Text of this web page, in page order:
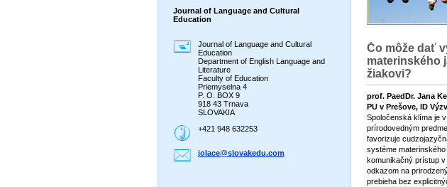
Čo môže dať
materinského
žiakovi?
prof. PaedDr. Jana
PU v Prešove, ID
Spoločenská klíma je
prírodovedným
favorizuje
systéme
komunikačný prístup
odkazom na
prebieha bez
Journal of Language and Cultural
Education
Journal of Language and Cultural
Education
Department of English Language and
Literature
Faculty of Education
Priemyselna 4
P. O. BOX 9
918 43 Trnava
SLOVAKIA
+421 948 632253
jolace@slovakedu.com